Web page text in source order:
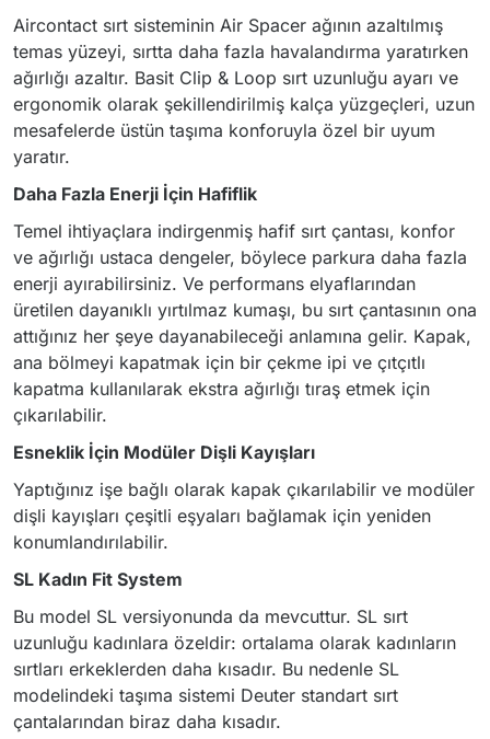
Aircontact sırt sisteminin Air Spacer ağının azaltılmış
temas yüzeyi, sırtta daha fazla havalandırma yaratırken
ağırlığı azaltır. Basit Clip & Loop sırt uzunluğu ayarı ve
ergonomik olarak şekillendirilmiş kalça yüzgeçleri, uzun
mesafelerde üstün taşıma konforuyla özel bir uyum
yaratır.
Daha Fazla Enerji İçin Hafiflik
Temel ihtiyaçlara indirgenmiş hafif sırt çantası, konfor
ve ağırlığı ustaca dengeler, böylece parkura daha fazla
enerji ayırabilirsiniz. Ve performans elyaflarından
üretilen dayanıklı yırtılmaz kumaşı, bu sırt çantasının ona
attığınız her şeye dayanabileceği anlamına gelir. Kapak,
ana bölmeyi kapatmak için bir çekme ipi ve çıtçıtlı
kapatma kullanılarak ekstra ağırlığı tıraş etmek için
çıkarılabilir.
Esneklik İçin Modüler Dişli Kayışları
Yaptığınız işe bağlı olarak kapak çıkarılabilir ve modüler
dişli kayışları çeşitli eşyaları bağlamak için yeniden
konumlandırılabilir.
SL Kadın Fit System
Bu model SL versiyonunda da mevcuttur. SL sırt
uzunluğu kadınlara özeldir: ortalama olarak kadınların
sırtları erkeklerden daha kısadır. Bu nedenle SL
modelindeki taşıma sistemi Deuter standart sırt
çantalarından biraz daha kısadır.